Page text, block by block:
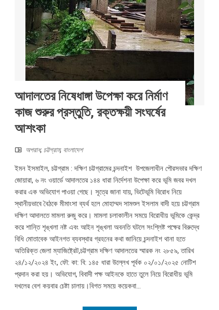
আদালতের নিষেধাঙ্গা উপেক্ষা করে নির্মাণ
কাজ শুরুর প্রস্তুতি, রক্তক্ষয়ী সংঘর্ষের
আশংকা
অপরাধ, চট্টগ্রাম, বাংলাদেশ
ইমন ইসমাইল, চট্টগ্রাম : দক্ষিণ চট্টগ্রামের চন্দনাইশ উপজেলাধীন পৌরসভার দক্ষিণ
জোয়ারা, ৬ নং ওয়ার্ডে আদালতের ১৪৪ ধারা নির্দেশনা উপেক্ষা করে ভূমি জবর দখল
করার এক অভিযোগ পাওয়া গেছে। সূত্রে জানা যায়, ভিটেভূমি বিরোধ নিয়ে
স্থানীয়ভাবে বৈঠকে মীমাংসা ব্যর্থ হলে মোহাম্মদ সামশুল ইসলাম বাদী হয়ে চট্টগ্রাম
দক্ষিণ আদালতে মামলা রুজু করে। মামলা চলাকালীন সময়ে বিরোধীয় ভূমিকে কেন্দ্র
করে শান্তি শৃঙ্খলা নষ্ট এবং আইন শৃঙ্খলা অবনতি ঘটলে সংশ্লিষ্ট পক্ষের বিরুদ্ধে
বিধি মোতাবেক আইনগত ব্যবস্থার গ্রহনের কথা জানিয়ে চন্দনাইশ থানা হতে
অতিরিক্ত জেলা ম্যাজিষ্ট্রেট,চট্টগ্রাম দক্ষিণ আদালতের স্মারক নং ২৮৫৯, তারিখ
২৪/১২/২০২৪ ইং, ফৌ: কা: বি: ১৪৫ ধারা উল্লেখ পূর্বক ০২/০১/২০২৫ নোটিশ
প্রদান করা হয়। অভিযোগ, বিবাদী পক্ষ আইনকে হাতে তুলে নিয়ে বিরোধীয় ভূমি
দখলের বেশ কয়বার চেষ্টা চালায়।বিগত সময়ে কয়েকবা...